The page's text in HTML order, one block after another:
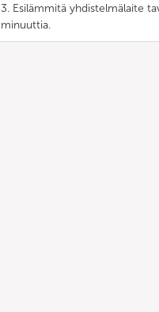
3. Esilämmitä yhdistelmälaite
minuuttia.